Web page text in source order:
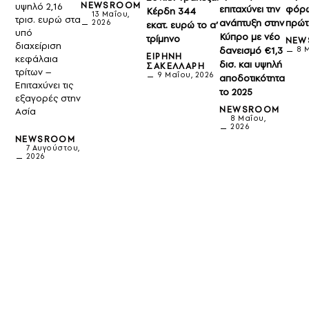
υψηλό 2,16
τρισ. ευρώ στα
υπό
διαχείριση
κεφάλαια
τρίτων –
Επιταχύνει τις
εξαγορές στην
Ασία
NEWSROOM
7 Αυγούστου,
2026
NEWSROOM
13 Μαΐου,
2026
Κέρδη 344
εκατ. ευρώ το α’
τρίμηνο
ΕΙΡΉΝΗ
ΣΑΚΕΛΛΆΡΗ
9 Μαΐου, 2026
επιταχύνει την
ανάπτυξη στην
Κύπρο με νέο
δανεισμό €1,3
δισ. και υψηλή
αποδοτικότητα
το 2025
NEWSROOM
8 Μαΐου,
2026
8